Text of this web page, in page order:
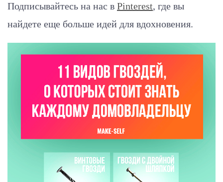
Подписывайтесь на нас в Pinterest, где вы
найдете еще больше идей для вдохновения.